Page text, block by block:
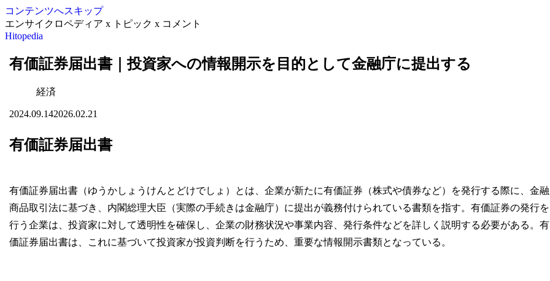
コンテンツへスキップ
エンサイクロペディア x トピック x コメント
Hitopedia
有価証券届出書｜投資家への情報開示を目的として金融庁に提出する
経済
2024.09.142026.02.21
有価証券届出書
有価証券届出書（ゆうかしょうけんとどけでしょ）とは、企業が新たに有価証券（株式や債券など）を発行する際に、金融
商品取引法に基づき、内閣総理大臣（実際の手続きは金融庁）に提出が義務付けられている書類を指す。有価証券の発行を
行う企業は、投資家に対して透明性を確保し、企業の財務状況や事業内容、発行条件などを詳しく説明する必要がある。有
価証券届出書は、これに基づいて投資家が投資判断を行うため、重要な情報開示書類となっている。